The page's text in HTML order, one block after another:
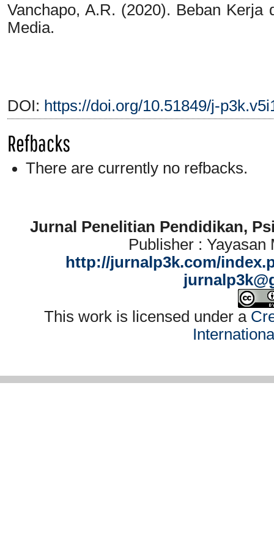
Vanchapo, A.R. (2020). Beban
Media.
DOI: https://doi.org/10.51849/j-
Refbacks
There are currently no refbacks.
Jurnal Penelitian Pendidikan,
Publisher : Yayasan
http://jurnalp3k.com/
This work is licensed under a